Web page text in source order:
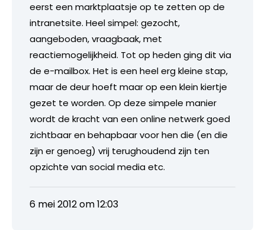
eerst een marktplaatsje op te zetten op de
intranetsite. Heel simpel: gezocht,
aangeboden, vraagbaak, met
reactiemogelijkheid. Tot op heden ging dit via
de e-mailbox. Het is een heel erg kleine stap,
maar de deur hoeft maar op een klein kiertje
gezet te worden. Op deze simpele manier
wordt de kracht van een online netwerk goed
zichtbaar en behapbaar voor hen die (en die
zijn er genoeg) vrij terughoudend zijn ten
opzichte van social media etc.
6 mei 2012 om 12:03